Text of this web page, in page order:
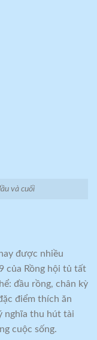
và cuối
được nhiều
của Rồng hội tủ tất
đầu rồng, chân kỳ
điểm thích ăn
nghĩa thu hút tài
cuộc sống.